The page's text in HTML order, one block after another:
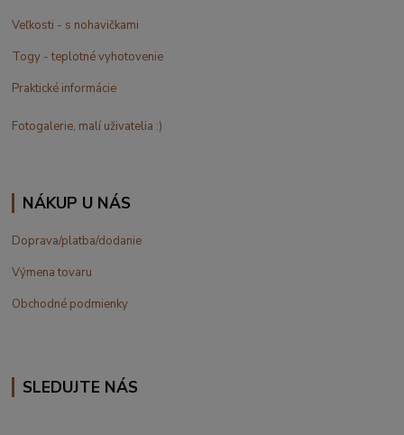
Veľkosti - s nohavičkami
Togy - teplotné vyhotovenie
Praktické informácie
Fotogalerie, malí uživatelia :)
NÁKUP U NÁS
Doprava/platba/dodanie
Výmena tovaru
Obchodné podmienky
SLEDUJTE NÁS